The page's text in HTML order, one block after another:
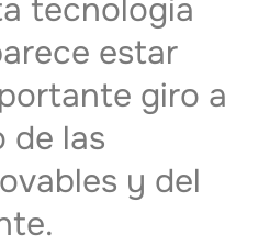
tecnología
estar
giro a
de las
y del